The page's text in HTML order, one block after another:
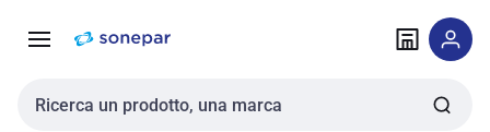
navigazione alla
Cerca input